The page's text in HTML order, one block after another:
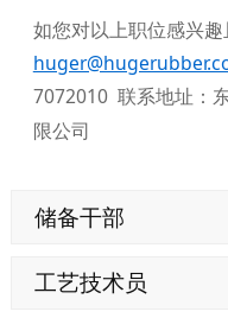
如您对以上职位感兴
7072010联系地址：
限公司
储备干部
工艺技术员